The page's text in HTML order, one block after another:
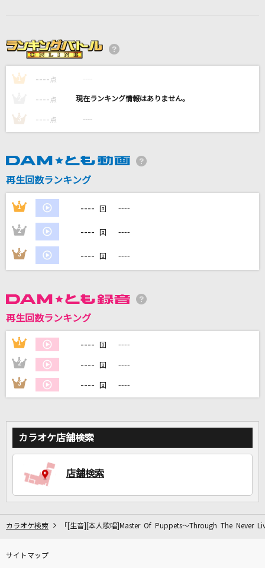
[生音]真夏の果実
サザンオールスターズ
逆光のフリューゲル
ツヴァイウィング(風鳴翼(CV:水樹奈々)/天羽奏(CV:高山みなみ))
ダーリン
カラオケ最新情報をチェック！
1 ---- 点 ----
---- 点 ----
3 ---- 点 ----
再生回数ランキング
1 ---- 回 ----
2 ---- 回 ----
3 ---- 回 ----
再生回数ランキング
1 ---- 回 ----
2 ---- 回 ----
3 ---- 回 ----
カラオケ店舗検索
店舗検索
カラオケ検索 「[生音][本人歌唱]Master Of Puppets～Through The Never
サイトマップ